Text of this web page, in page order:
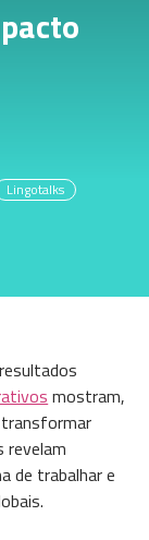
Lingotalks
mostram,
transformar
revelam
de trabalhar e